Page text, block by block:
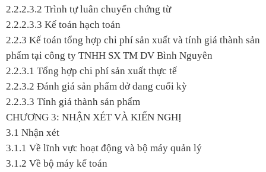
2.2.2.3.2 Trình tự luân chuyển chứng từ
2.2.2.3.3 Kế toán hạch toán
2.2.3 Kế toán tổng hợp chi phí sản xuất và tính giá thành sản
phẩm tại công ty TNHH SX TM DV Bình Nguyên
2.2.3.1 Tổng hợp chi phí sản xuất thực tế
2.2.3.2 Đánh giá sản phẩm dở dang cuối kỳ
2.2.3.3 Tính giá thành sản phẩm
CHƯƠNG 3: NHẬN XÉT VÀ KIẾN NGHỊ
3.1 Nhận xét
3.1.1 Về lĩnh vực hoạt động và bộ máy quản lý
3.1.2 Về bộ máy kế toán